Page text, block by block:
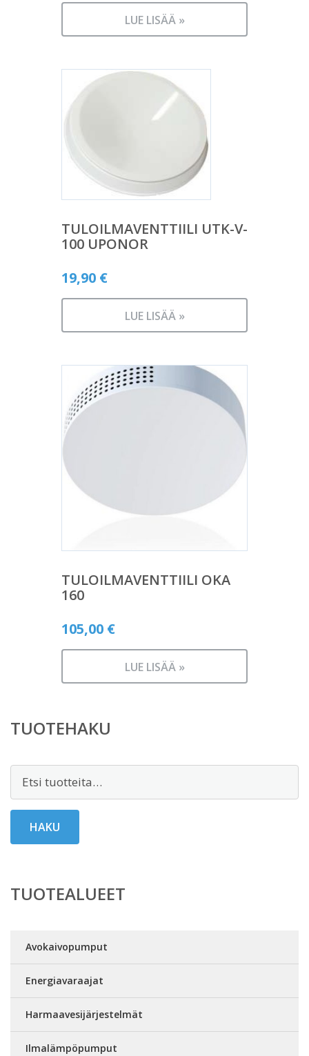
LUE LISÄÄ »
TULOILMAVENTTIILI UTK-V-
100 UPONOR
19,90 €
LUE LISÄÄ »
TULOILMAVENTTIILI OKA
160
105,00 €
LUE LISÄÄ »
TUOTEHAKU
Etsi:
HAKU
TUOTEALUEET
Avokaivopumput
Energiavaraajat
Harmaavesijärjestelmät
Ilmalämpöpumput